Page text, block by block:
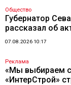
Общество
Губернатор
рассказал об
07.08.2026 10:17
Реклама
«Мы выбираем
«ИнтерСтрой»